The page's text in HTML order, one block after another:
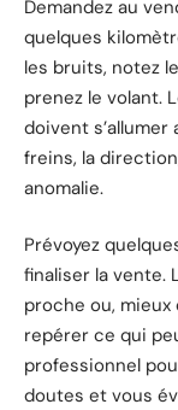
Demandez au
quelques
les bruits, notez
prenez le volant.
doivent s’allumer
freins, la
anomalie.
Prévoyez
finaliser la vente.
proche ou,
repérer ce qui
professionnel
doutes et vous